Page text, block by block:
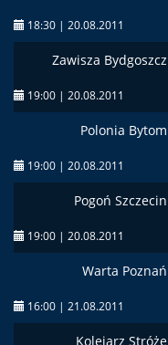
18:30 | 20.08.2011
Zawisza Bydgoszcz
19:00 | 20.08.2011
Polonia Bytom
19:00 | 20.08.2011
Pogoń Szczecin
19:00 | 20.08.2011
Warta Poznań
16:00 | 21.08.2011
Kolejarz Stróże